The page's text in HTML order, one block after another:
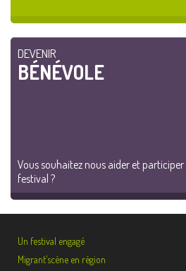
DEVENIR
BÉNÉVOLE
Vous souhaitez nous aider et
festival ?
Un festival engagé
Migrant’scène en région